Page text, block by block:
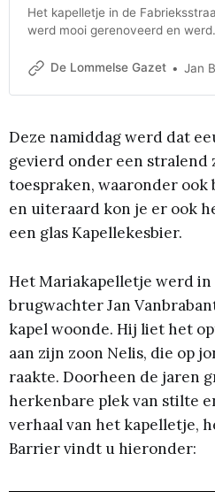
Het kapelletje in de
werd mooi gerenoveerd en werd
door E.H. Theo Borgermans. In
kapelletje was Jan Vanbraband
overgrootvader van huidig
De Lommelse Gazet Jan
Deze namiddag werd dat
gevierd onder een stralend
toespraken, waaronder ook
en uiteraard kon je er ook
een glas Kapellekesbier.
Het Mariakapelletje werd in
brugwachter Jan
kapel woonde. Hij liet het
aan zijn zoon Nelis, die op
raakte. Doorheen de jaren
herkenbare plek van stilte
verhaal van het kapelletje,
Barrier vindt u hieronder: